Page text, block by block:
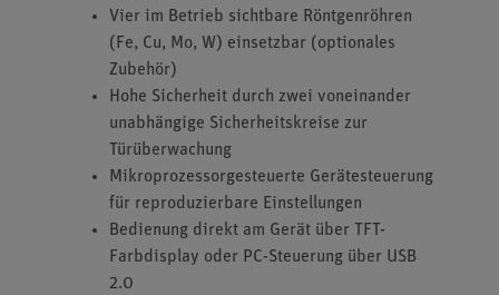
Vier im Betrieb sichtbare Röntgenröhren
(Fe, Cu, Mo, W) einsetzbar (optionales
Zubehör)
Hohe Sicherheit durch zwei voneinander
unabhängige Sicherheitskreise zur
Türüberwachung
Mikroprozessorgesteuerte Gerätesteuerung
für reproduzierbare Einstellungen
Bedienung direkt am Gerät über TFT-
Farbdisplay oder PC-Steuerung über USB
2.0